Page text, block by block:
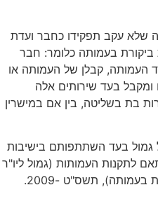
שלא עקב תפקידו כחבר ועדת
ביקורת בעמותה כלומר: חבר
העמותה, קבלן של העמותה או
בעד שירותים אלה
בת בשליטה, בין אם במישרין
גמול בעד השתתפותם בישיבות
לתקנות העמותות (גמול ליו"ר
תשס"ט -2009.